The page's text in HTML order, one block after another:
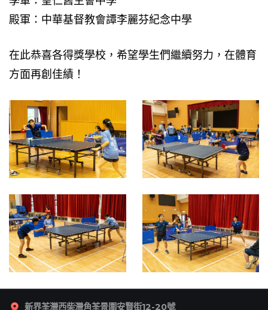
殿軍：中華基督教會譚李麗芬紀念中學
在此恭喜各得獎學校，希望學生們繼續努力，在體育
方面再創佳績！
新界荃灣西柴灣角荃景圍安賢街12-20號